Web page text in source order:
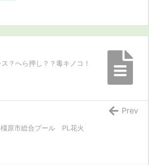
？へら押し？？毒キノコ！
橿原市総合プール PL花火
Prev